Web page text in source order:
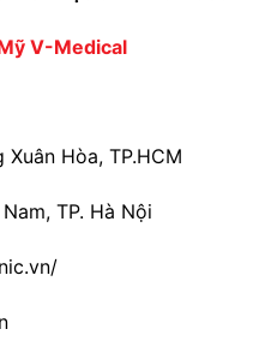
V-Medical
Hòa, TP.HCM
TP. Hà Nội